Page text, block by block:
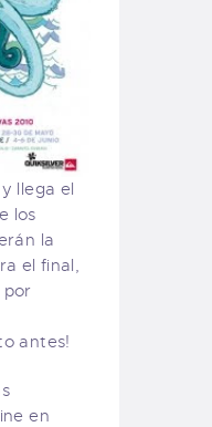
llega el
los
la
el final,
por
antes!
en